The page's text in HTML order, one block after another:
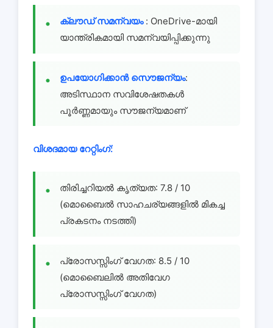
ക്ലൗഡ് സമന്വയം : OneDrive-മായി
യാന്ത്രികമായി സമന്വയിപ്പിക്കുന്നു
ഉപയോഗിക്കാൻ സൌജന്യം:
അടിസ്ഥാന സവിശേഷതകൾ
പൂർണ്ണമായും സൗജന്യമാണ്
വിശദമായ റേറ്റിംഗ്:
തിരിച്ചറിയൽ കൃത്യത: 7.8 / 10
(മൊബൈൽ സാഹചര്യങ്ങളിൽ മികച്ച
പ്രകടനം നടത്തി)
പ്രോസസ്സിംഗ് വേഗത: 8.5 / 10
(മൊബൈലിൽ അതിവേഗ
പ്രോസസ്സിംഗ് വേഗത)